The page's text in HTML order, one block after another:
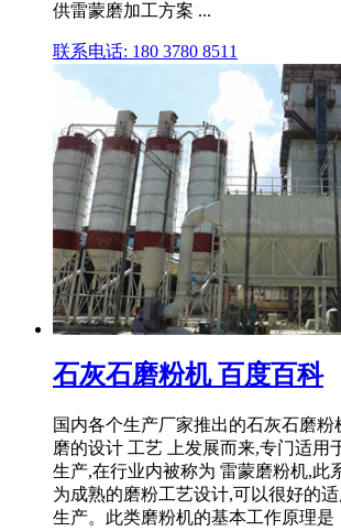
供雷蒙磨加工方案 ...
联系电话: 180 3780 8511
石灰石磨粉机 百度百科
国内各个生产厂家推出的石灰石磨
磨的设计 工艺 上发展而来,专门适用
生产,在行业内被称为 雷蒙磨粉机,此
为成熟的磨粉工艺设计,可以很好的
生产。此类磨粉机的基本工作原理是